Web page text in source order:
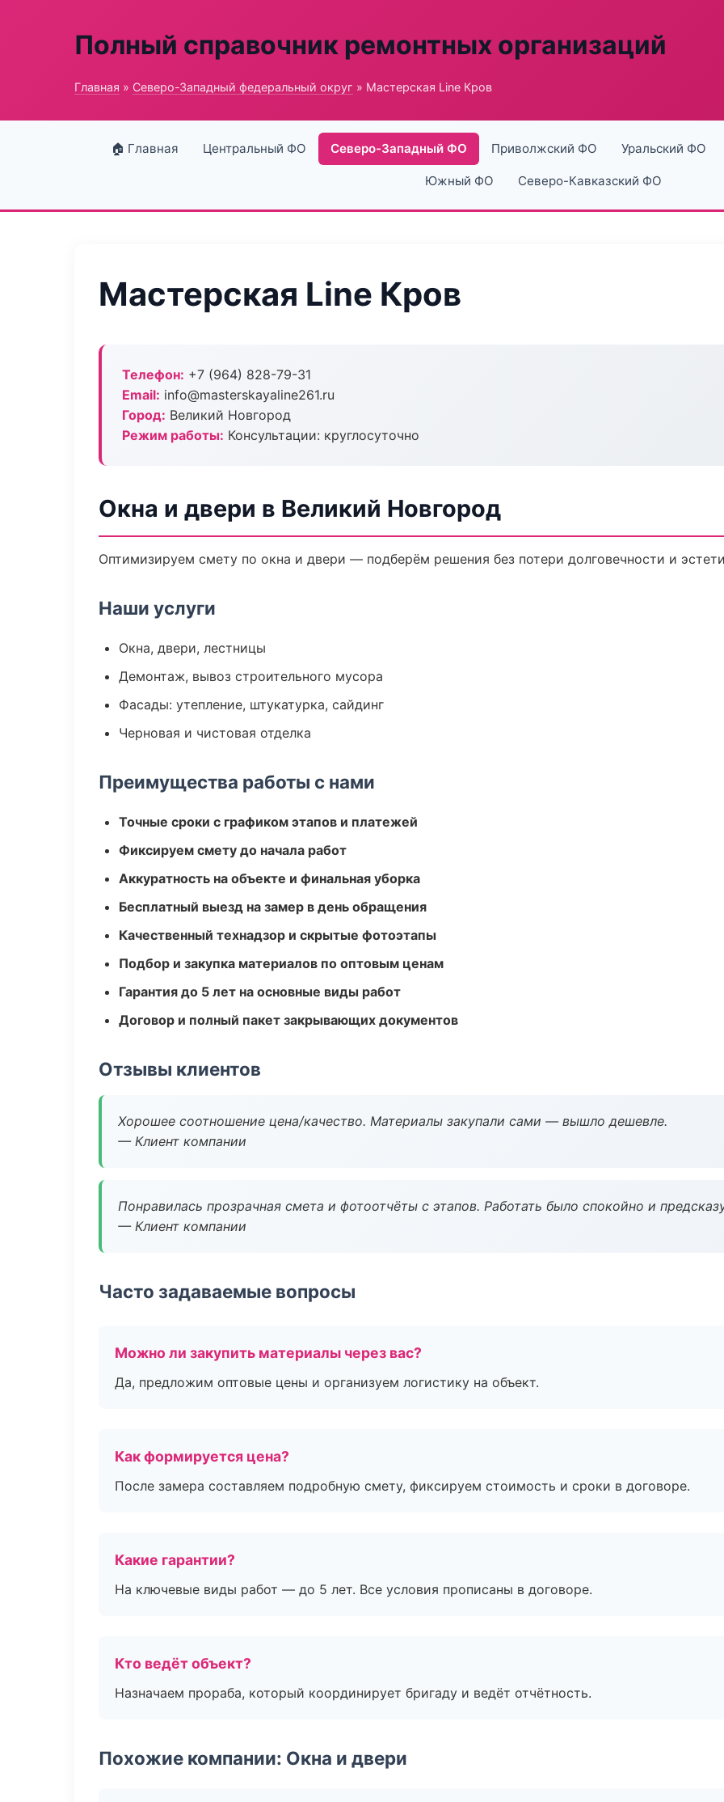
Полный справочник ремонтных организаций
Главная » Северо-Западный федеральный округ » Мастерская Line Кров
🏠 Главная Центральный ФО Северо-Западный ФО Приволжский ФО Уральский ФО
Южный ФО Северо-Кавказский ФО
Мастерская Line Кров
Телефон: +7 (964) 828-79-31
Email: info@masterskayaline261.ru
Город: Великий Новгород
Режим работы: Консультации: круглосуточно
Окна и двери в Великий Новгород
Оптимизируем смету по окна и двери — подберём решения без потери долговечности и
Наши услуги
Окна, двери, лестницы
Демонтаж, вывоз строительного мусора
Фасады: утепление, штукатурка, сайдинг
Черновая и чистовая отделка
Преимущества работы с нами
Точные сроки с графиком этапов и платежей
Фиксируем смету до начала работ
Аккуратность на объекте и финальная уборка
Бесплатный выезд на замер в день обращения
Качественный технадзор и скрытые фотоэтапы
Подбор и закупка материалов по оптовым ценам
Гарантия до 5 лет на основные виды работ
Договор и полный пакет закрывающих документов
Отзывы клиентов
Хорошее соотношение цена/качество. Материалы закупали сами — вышло дешевле.
— Клиент компании
Понравилась прозрачная смета и фотоотчёты с этапов. Работать было спокойно и
— Клиент компании
Часто задаваемые вопросы
Можно ли закупить материалы через вас?
Да, предложим оптовые цены и организуем логистику на объект.
Как формируется цена?
После замера составляем подробную смету, фиксируем стоимость и сроки в договоре.
Какие гарантии?
На ключевые виды работ — до 5 лет. Все условия прописаны в договоре.
Кто ведёт объект?
Назначаем прораба, который координирует бригаду и ведёт отчётность.
Похожие компании: Окна и двери